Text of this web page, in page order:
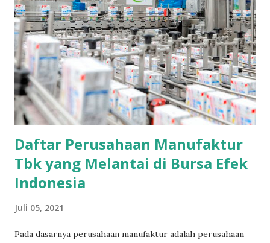
Daftar Perusahaan Manufaktur
Tbk yang Melantai di Bursa Efek
Indonesia
Juli 05, 2021
Pada dasarnya perusahaan manufaktur adalah perusahaan